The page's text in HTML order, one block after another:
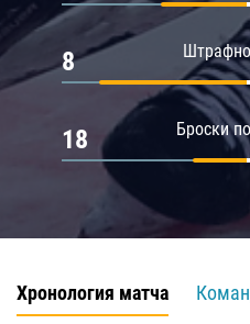
8
Броски
18
Хронология матча